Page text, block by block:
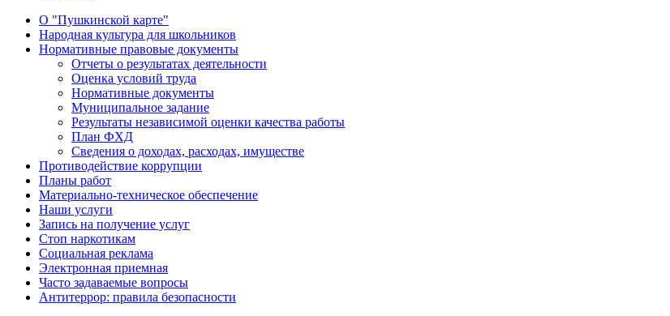
О "Пушкинской карте"
Народная культура для школьников
Нормативные правовые документы
Отчеты о результатах деятельности
Оценка условий труда
Нормативные документы
Муниципальное задание
Результаты независимой оценки качества работы
План ФХД
Сведения о доходах, расходах, имуществе
Противодействие коррупции
Планы работ
Материально-техническое обеспечение
Наши услуги
Запись на получение услуг
Стоп наркотикам
Социальная реклама
Электронная приемная
Часто задаваемые вопросы
Антитеррор: правила безопасности